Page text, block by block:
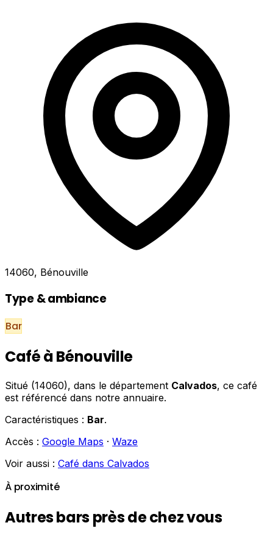
14060, Bénouville
Type & ambiance
Bar
Café à Bénouville
Situé (14060), dans le département Calvados, ce café
est référencé dans notre annuaire.
Caractéristiques : Bar.
Accès : Google Maps · Waze
Voir aussi : Café dans Calvados
À proximité
Autres bars près de chez vous